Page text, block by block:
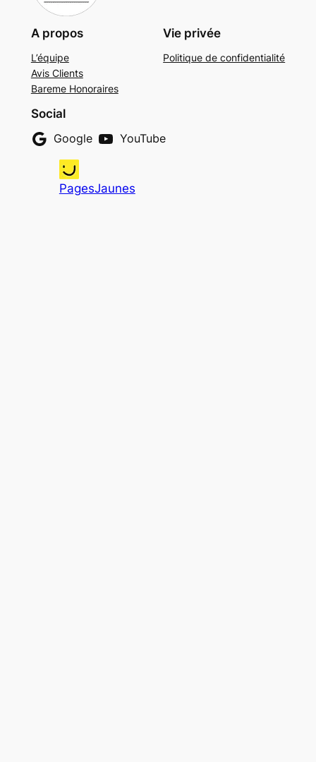
A propos
L’équipe
Avis Clients
Bareme Honoraires
Vie privée
Politique de confidentialité
Social
Google YouTube
PagesJaunes